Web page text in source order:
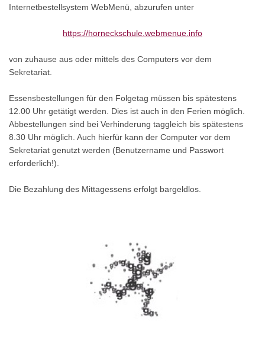
Internetbestellsystem WebMenü, abzurufen unter
https://horneckschule.webmenue.info
von zuhause aus oder mittels des Computers vor dem
Sekretariat.
Essensbestellungen für den Folgetag müssen bis spätestens
12.00 Uhr getätigt werden. Dies ist auch in den Ferien möglich.
Abbestellungen sind bei Verhinderung taggleich bis spätestens
8.30 Uhr möglich. Auch hierfür kann der Computer vor dem
Sekretariat genutzt werden (Benutzername und Passwort
erforderlich!).
Die Bezahlung des Mittagessens erfolgt bargeldlos.